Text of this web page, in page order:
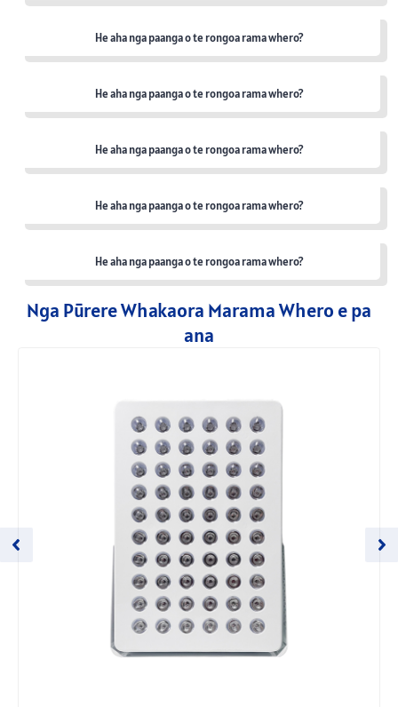
He aha nga paanga o te rongoa rama whero?
He aha nga paanga o te rongoa rama whero?
He aha nga paanga o te rongoa rama whero?
He aha nga paanga o te rongoa rama whero?
He aha nga paanga o te rongoa rama whero?
Nga Pūrere Whakaora Marama Whero e pa
ana